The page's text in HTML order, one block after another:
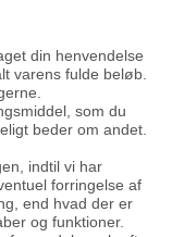
din henvendelse
varens fulde beløb.
som du
beder om andet.
indtil vi har
forringelse af
end hvad der er
og funktioner.